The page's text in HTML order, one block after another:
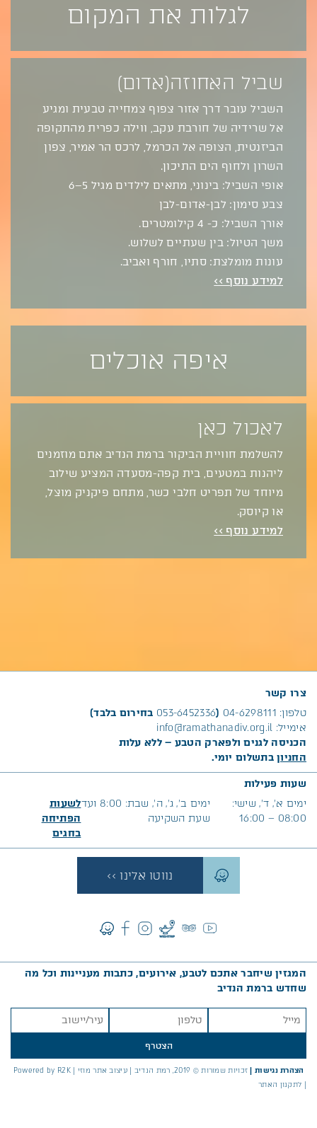
לגלות את המקום
שביל האחוזה(אדום)
השביל עובר דרך אזור צפוף צמחייה טבעית ומגיע
אל שרידיה של חורבת עקב, ווילה כפרית מהתקופה
הביזנטית, הצופה אל הכרמל, לרכס הר אמיר, צפון
השרון ולחוף הים התיכון.
אופי השביל: בינוני, מתאים לילדים מגיל 5–6
צבע סימון: לבן-אדום-לבן
אורך השביל: כ- 4 קילומטרים.
משך הטיול: בין שעתיים לשלוש.
עונות מומלצת: סתיו, חורף ואביב.
למידע נוסף >>
איפה אוכלים
לאכול כאן
להשלמת חוויית הביקור ברמת הנדיב אתם מוזמנים
ליהנות במטעים, בית קפה-מסעדה המציע שילוב
מיוחד של תפריט חלבי כשר, מתחם פיקניק מוצל,
או קיוסק.
למידע נוסף >>
צרו קשר
טלפון:04-6298111
(
053-6452336 בחירום בלבד)
אימייל:info@ramathanadiv.org.il
הכניסה לגנים ולפארק הטבע – ללא עלות
החניוןבתשלום יומי.
שעות פעילות
ימים א׳, ד’, שישי:
08:00 – 16:00
ימים ב’, ג’, ה’, שבת: 8:00 ועד
שעת השקיעה
לשעות
הפתיחה
בחגים
נווטו אלינו >>
המגזין שיחבר אתכם לטבע, אירועים, כתבות מעניינות וכל מה
שחדש ברמת הנדיב
הצטרף
הצהרת נגישות|זכויות שמורות © 2019, רמת הנדיב | עיצוב אתר מוזי|
Powered by R2K
לתקנון האתר